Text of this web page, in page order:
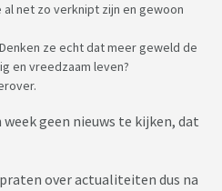
net zo verknipt zijn en gewoon
ze echt dat meer geweld de
en vreedzaam leven?
geen nieuws te kijken, dat
over actualiteiten dus na